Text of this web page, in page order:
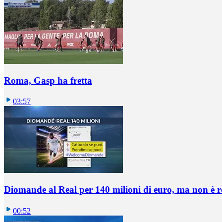
Roma, Gasp ha fretta
03:57
Diomande al Real per 140 milioni di euro, ma non è
00:52